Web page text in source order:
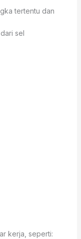
tertentu dan
sel
kerja, seperti: